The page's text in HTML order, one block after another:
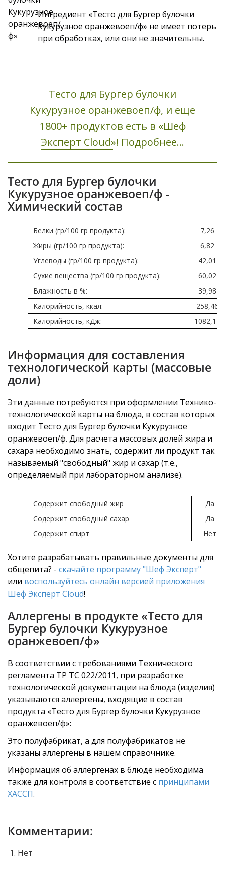
Ингредиент «Тесто для Бургер булочки
Кукурузное оранжевоеп/ф» не имеет потерь
при обработках, или они не значительны.
Тесто для Бургер булочки
Кукурузное оранжевоеп/ф, и еще
1800+ продуктов есть в «Шеф
Эксперт Cloud»! Подробнее...
Тесто для Бургер булочки
Кукурузное оранжевоеп/ф -
Химический состав
Белки (гр/100 гр продукта):
7,26
Жиры (гр/100 гр продукта):
6,82
Углеводы (гр/100 гр продукта):
42,01
Сухие вещества (гр/100 гр продукта):
60,02
Влажность в %:
39,98
Калорийность, ккал:
258,46
Калорийность, кДж:
1082,12
Информация для составления
технологической карты (массовые
доли)
Эти данные потребуются при оформлении Технико-
технологической карты на блюда, в состав которых
входит Тесто для Бургер булочки Кукурузное
оранжевоеп/ф. Для расчета массовых долей жира и
сахара необходимо знать, содержит ли продукт так
называемый "свободный" жир и сахар (т.е.,
определяемый при лабораторном анализе).
Содержит свободный жир
Да
Содержит свободный сахар
Да
Содержит спирт
Нет
Хотите разрабатывать правильные документы для
общепита? - скачайте программу "Шеф Эксперт"
или воспользуйтесь онлайн версией приложения
Шеф Эксперт Cloud!
Аллергены в продукте «Тесто для
Бургер булочки Кукурузное
оранжевоеп/ф»
В соответствии с требованиями Технического
регламента ТР ТС 022/2011, при разработке
технологической документации на блюда (изделия)
указываются аллергены, входящие в состав
продукта «Тесто для Бургер булочки Кукурузное
оранжевоеп/ф»:
Это полуфабрикат, а для полуфабрикатов не
указаны аллергены в нашем справочнике.
Информация об аллергенах в блюде необходима
также для контроля в соответствие с принципами
ХАССП.
Комментарии:
Нет